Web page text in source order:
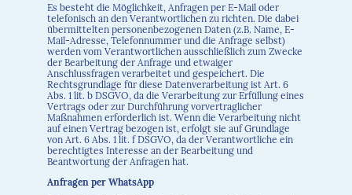
Es besteht die Möglichkeit, Anfragen per E-Mail oder
telefonisch an den Verantwortlichen zu richten. Die dabei
übermittelten personenbezogenen Daten (z.B. Name, E-
Mail-Adresse, Telefonnummer und die Anfrage selbst)
werden vom Verantwortlichen ausschließlich zum Zwecke
der Bearbeitung der Anfrage und etwaiger
Anschlussfragen verarbeitet und gespeichert. Die
Rechtsgrundlage für diese Datenverarbeitung ist Art. 6
Abs. 1 lit. b DSGVO, da die Verarbeitung zur Erfüllung eines
Vertrags oder zur Durchführung vorvertraglicher
Maßnahmen erforderlich ist. Wenn die Verarbeitung nicht
auf einen Vertrag bezogen ist, erfolgt sie auf Grundlage
von Art. 6 Abs. 1 lit. f DSGVO, da der Verantwortliche ein
berechtigtes Interesse an der Bearbeitung und
Beantwortung der Anfragen hat.
Anfragen per WhatsApp